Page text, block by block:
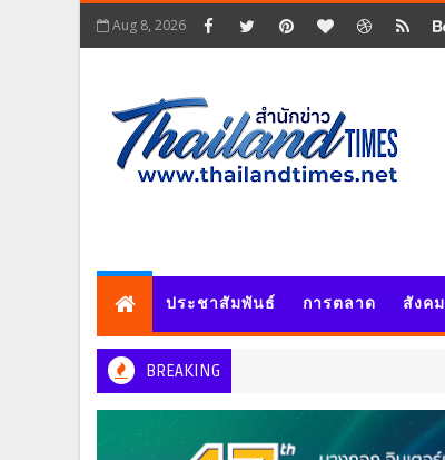
Aug 8, 2026
ประชาสัมพันธ์ การตลาด สังคม
BREAKING